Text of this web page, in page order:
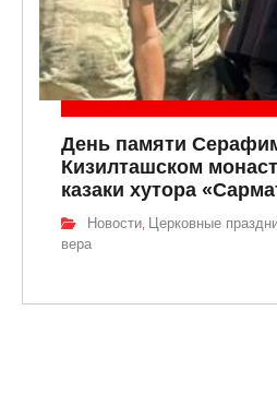
День памяти
Кизилташском
казаки хутора
Новости Церковные
вера